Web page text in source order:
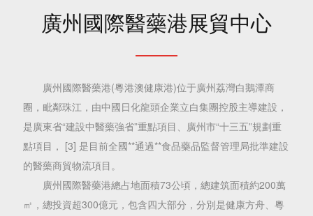
廣州國際醫藥港展貿中心
廣州國際醫藥港(粵港澳健康港)位于廣州荔灣白鵝潭商
圈，毗鄰珠江，由中國日化龍頭企業立白集團控股主導建設，
是廣東省“建設中醫藥強省”重點項目、廣州市“十三五”規劃重
點項目， [3] 是目前全國**通過**食品藥品監督管理局批準建設
的醫藥商貿物流項目。
廣州國際醫藥港總占地面積73公頃，總建筑面積約200萬
㎡，總投資超300億元，包含四大部分，分別是健康方舟、粵